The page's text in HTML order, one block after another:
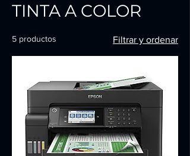
TINTA A COLOR
5 productos Filtrar y ordenar